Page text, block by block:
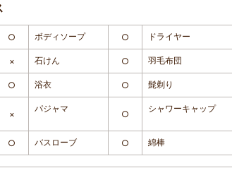
○ ボディソープ ○ ドライヤー
× 石けん ○ 羽毛布団
○ 浴衣 ○ 髭剃り
×
パジャマ
○
シャワーキャップ
○ バスローブ ○ 綿棒